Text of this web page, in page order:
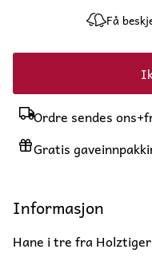
Få
Ordre sendes
Gratis
Informasjon
Hane i tre fra